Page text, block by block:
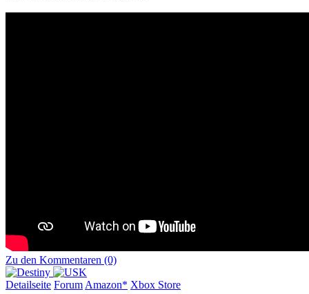
Zu den Kommentaren (0)
Detailseite Forum Amazon* Xbox Store